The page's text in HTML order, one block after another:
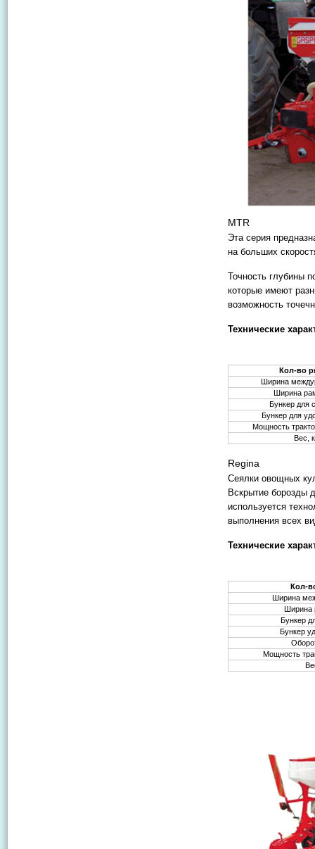
MTR
Эта серия
на больших
Точность глубины
которые имеют
возможность
Технические
Кол-во
Ширина
Ширина
Бункер для
Бункер для
Мощность
Вес,
Regina
Сеялки овощных
Вскрытие борозды
используется
выполнения всех
Технические
Кол-
Ширина
Бункер
Бункер
Мощность